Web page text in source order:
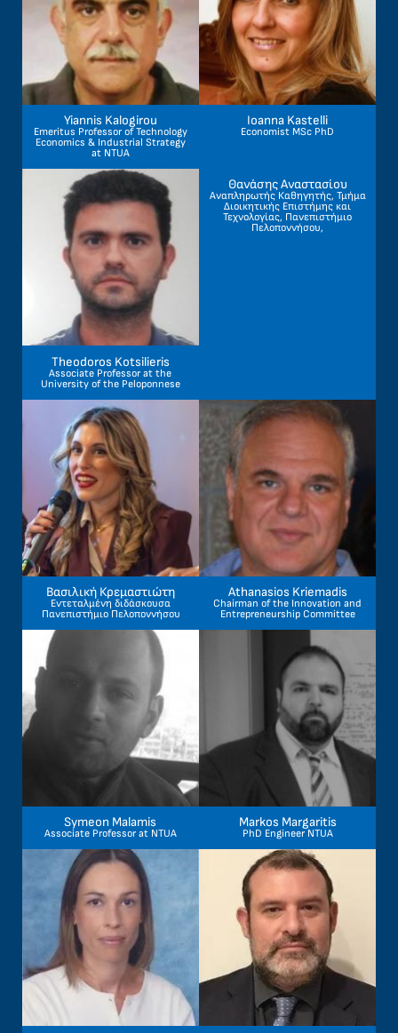
Yiannis Kalogirou
Emeritus Professor of Technology
Economics & Industrial Strategy
at NTUA
Ioanna Kastelli
Economist MSc PhD
Theodoros Kotsilieris
Associate Professor at the
University of the Peloponnese
Θανάσης Αναστασίου
Αναπληρωτής Καθηγητής, Τμήμα
Διοικητικής Επιστήμης και
Τεχνολογίας, Πανεπιστήμιο
Πελοποννήσου,
Βασιλική Κρεμαστιώτη
Εντεταλμένη διδάσκουσα
Πανεπιστήμιο Πελοποννήσου
Athanasios Kriemadis
Chairman of the Innovation and
Entrepreneurship Committee
Symeon Malamis
Associate Professor at NTUA
Markos Margaritis
PhD Engineer NTUA